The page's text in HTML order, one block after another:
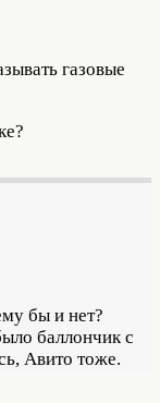
газовые
бы и нет?
баллончик с
Авито тоже.